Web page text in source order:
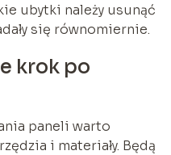
ubytki należy usunąć
się równomiernie.
krok po
paneli warto
i materiały. Będą